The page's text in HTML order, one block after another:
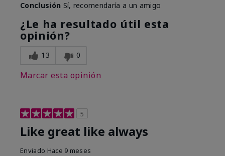
Conclusión Sí, recomendaría a un amigo
¿Le ha resultado útil esta
opinión?
13 0
Marcar esta opinión
5
Like great like always
Enviado Hace 9 meses